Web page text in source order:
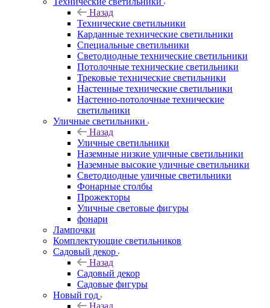
Назад
Технические светильники
Карданные технические светильники
Специальные светильники
Светодиодные технические светильники
Потолочные технические светильники
Трековые технические светильники
Настенные технические светильники
Настенно-потолочные технические
светильники
Уличные светильники
Назад
Уличные светильники
Наземные низкие уличные светильники
Наземные высокие уличные светильники
Светодиодные уличные светильники
Фонарные столбы
Прожекторы
Уличные световые фигуры
фонари
Лампочки
Комплектующие светильников
Садовый декор
Назад
Садовый декор
Садовые фигуры
Новый год
Назад